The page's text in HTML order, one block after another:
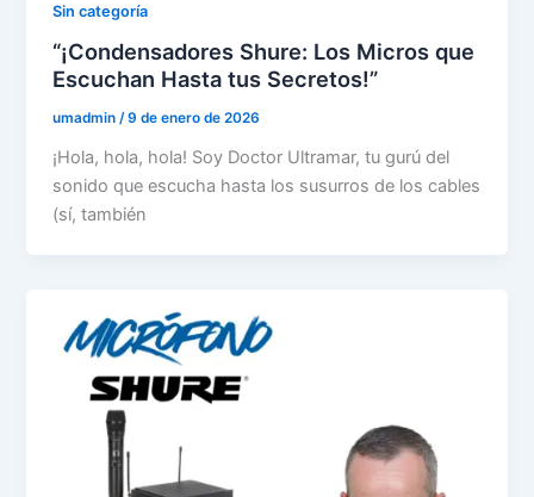
Sin categoría
“¡Condensadores Shure: Los Micros que
Escuchan Hasta tus Secretos!”
umadmin/9 de enero de 2026
¡Hola, hola, hola! Soy Doctor Ultramar, tu gurú del
sonido que escucha hasta los susurros de los cables
(sí, también